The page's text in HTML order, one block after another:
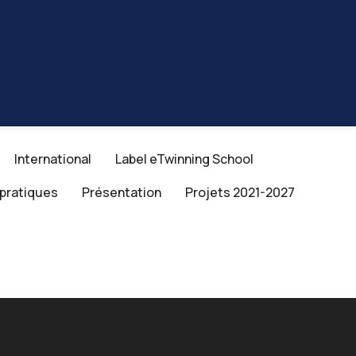
International
Label eTwinning School
Présentation Projets 2021-2027